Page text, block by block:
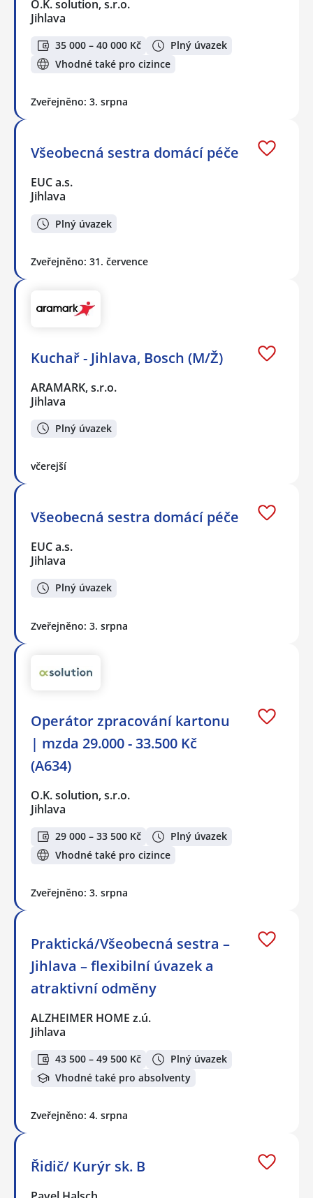
O.K. solution, s.r.o.
Jihlava
35 000 – 40 000 Kč
Plný úvazek
Vhodné také pro cizince
Zveřejněno: 3. srpna
Všeobecná sestra domácí péče
EUC a.s.
Jihlava
Plný úvazek
Zveřejněno: 31. července
Kuchař - Jihlava, Bosch (M/Ž)
ARAMARK, s.r.o.
Jihlava
Plný úvazek
včerejší
Všeobecná sestra domácí péče
EUC a.s.
Jihlava
Plný úvazek
Zveřejněno: 3. srpna
Operátor zpracování kartonu
| mzda 29.000 - 33.500 Kč
(A634)
O.K. solution, s.r.o.
Jihlava
29 000 – 33 500 Kč
Plný úvazek
Vhodné také pro cizince
Zveřejněno: 3. srpna
Praktická/Všeobecná sestra –
Jihlava – flexibilní úvazek a
atraktivní odměny
ALZHEIMER HOME z.ú.
Jihlava
43 500 – 49 500 Kč
Plný úvazek
Vhodné také pro absolventy
Zveřejněno: 4. srpna
Řidič/ Kurýr sk. B